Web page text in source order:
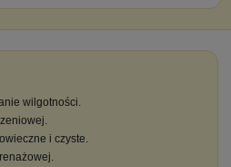
wilgotności.
i czyste.